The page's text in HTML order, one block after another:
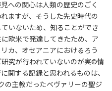
への関心は人類の歴史のごく
ますが、そうした先史時代の
いないため、知ることができ
欧米で発達してきたため、ア
カ、オセアニアにおけるろう
究が行われていないのが実©情
関する記録と思われるものは、
の主教だったベヴァリーの聖ジ